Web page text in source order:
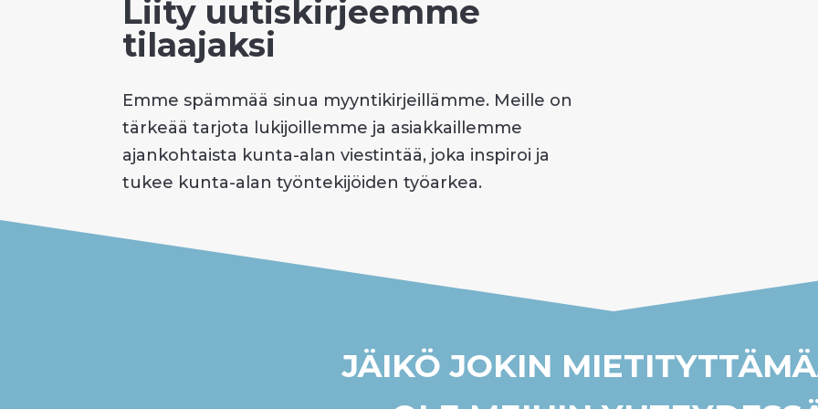
Liity uutiskirjeemme
tilaajaksi
Emme spämmää sinua myyntikirjeillämme. Meille on
tärkeää tarjota lukijoillemme ja asiakkaillemme
ajankohtaista kunta-alan viestintää, joka inspiroi ja
tukee kunta-alan työntekijöiden työarkea.
JÄIKÖ JOKIN